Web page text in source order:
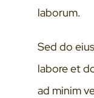
laborum.
Sed do
labore et
ad minim